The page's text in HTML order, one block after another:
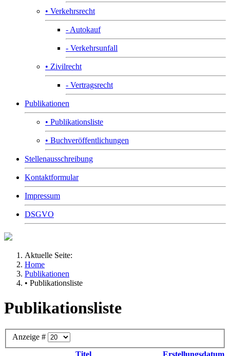
• Verkehrsrecht
- Autokauf
- Verkehrsunfall
• Zivilrecht
- Vertragsrecht
Publikationen
• Publikationsliste
• Buchveröffentlichungen
Stellenausschreibung
Kontaktformular
Impressum
DSGVO
Aktuelle Seite:
Home
Publikationen
• Publikationsliste
Publikationsliste
Anzeige #